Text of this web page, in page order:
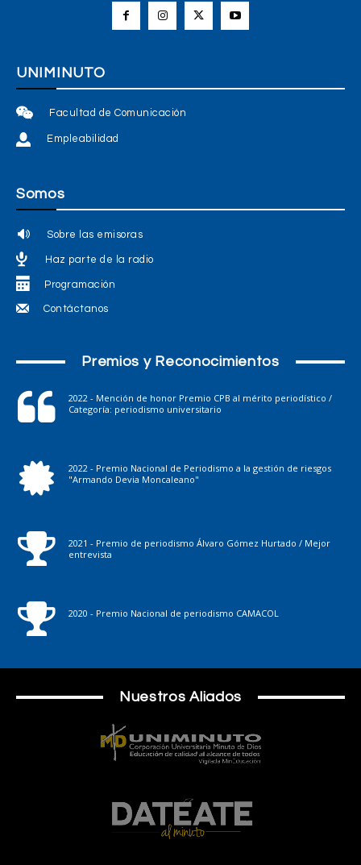
UNIMINUTO
Facultad de Comunicación
Empleabilidad
Somos
Sobre las emisoras
Haz parte de la radio
Programación
Contáctanos
Premios y Reconocimientos
2022 - Mención de honor Premio CPB al mérito periodístico /
Categoría: periodismo universitario
2022 - Premio Nacional de Periodismo a la gestión de riesgos
"Armando Devia Moncaleano"
2021 - Premio de periodismo Álvaro Gómez Hurtado / Mejor
entrevista
2020 - Premio Nacional de periodismo CAMACOL
Nuestros Aliados